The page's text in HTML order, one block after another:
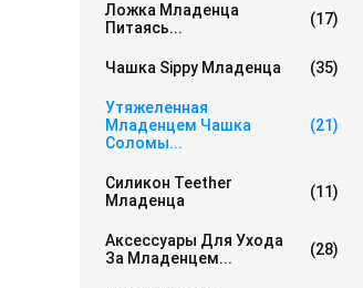
Ложка Младенца
Питаясь...
(17)
Чашка Sippy Младенца (35)
Утяжеленная
Младенцем Чашка
Соломы...
(21)
Силикон Teether
Младенца
(11)
Аксессуары Для Ухода
За Младенцем...
(28)